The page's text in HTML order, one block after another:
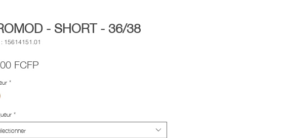
- SHORT - 36/38
: 15614151.01
FCFP
*
*